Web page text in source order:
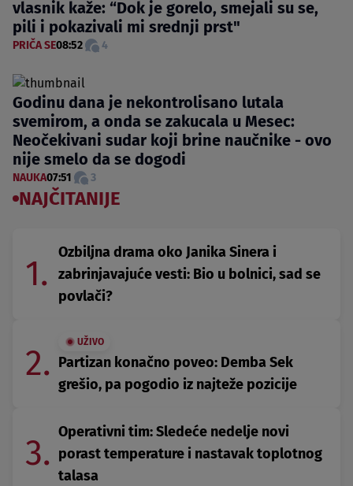
vlasnik kaže: “Dok je gorelo, smejali su se,
pili i pokazivali mi srednji prst"
PRIČA SE08:52 4
Godinu dana je nekontrolisano lutala
svemirom, a onda se zakucala u Mesec:
Neočekivani sudar koji brine naučnike - ovo
nije smelo da se dogodi
NAUKA07:51 3
NAJČITANIJE
1.
Ozbiljna drama oko Janika Sinera i
zabrinjavajuće vesti: Bio u bolnici, sad se
povlači?
2.
UŽIVO
Partizan konačno poveo: Demba Sek
grešio, pa pogodio iz najteže pozicije
3.
Operativni tim: Sledeće nedelje novi
porast temperature i nastavak toplotnog
talasa